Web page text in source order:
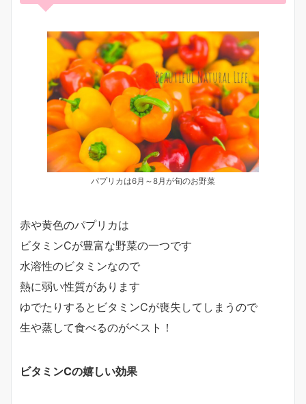
パプリカは6月～8月が旬のお野菜
赤や黄色のパプリカは
ビタミンCが豊富な野菜の一つです
水溶性のビタミンなので
熱に弱い性質があります
ゆでたりするとビタミンCが喪失してしまうので
生や蒸して食べるのがベスト！
ビタミンCの嬉しい効果